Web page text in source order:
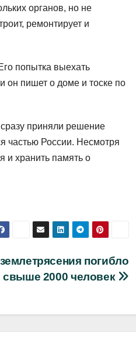
органов, но не
ремонтирует и
попытка выехать
он пишет о доме и тоске по
приняли решение
частью России. Несмотря
и хранить память о
погибло
свыше 2000 человек